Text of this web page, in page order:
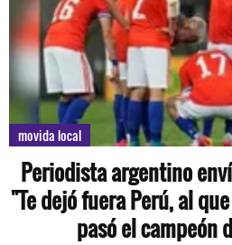
movida local
Periodista argentino
"Te dejó fuera Perú, al
pasó el campeón